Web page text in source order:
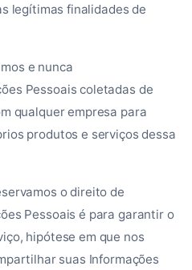
legítimas finalidades de
e nunca
Pessoais coletadas de
qualquer empresa para
produtos e serviços dessa
o direito de
Pessoais é para garantir o
hipótese em que nos
suas Informações